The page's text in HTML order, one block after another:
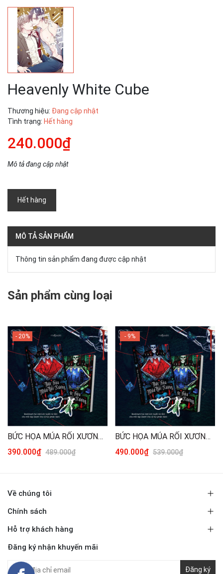
Heavenly White Cube
Thương hiệu: Đang cập nhật
Tình trạng: Hết hàng
240.000₫
Mô tả đang cập nhật
Hết hàng
MÔ TẢ SẢN PHẨM
Thông tin sản phẩm đang được cập nhật
Sản phẩm cùng loại
- 20%
BỨC HỌA MÚA RỐI XƯƠNG - TÁI BẢN 2026 (TRỌN BỘ 2 TẬP) [THƯỜNG]
390.000₫ 489.000₫
- 9%
BỨC HỌA MÚA RỐI XƯƠNG - TÁI BẢN 2026 (TRỌN BỘ 2 TẬP) [ĐẶC BIỆT]
490.000₫ 539.000₫
Về chúng tôi
Chính sách
Hỗ trợ khách hàng
Đăng ký nhận khuyến mãi
Đăng ký